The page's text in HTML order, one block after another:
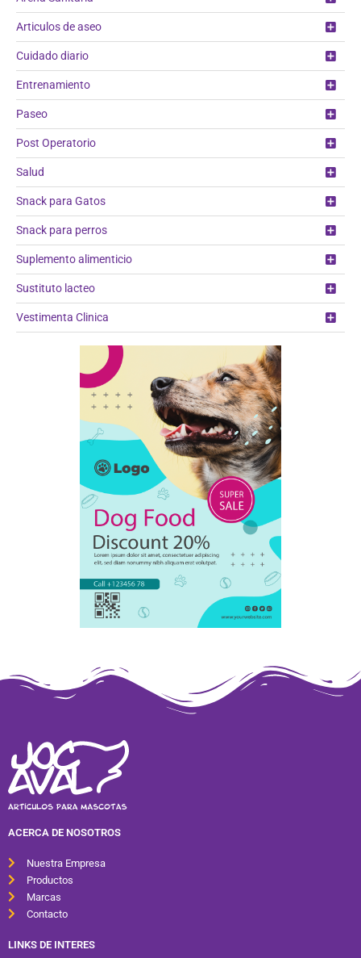
Articulos de aseo
Cuidado diario
Entrenamiento
Paseo
Post Operatorio
Salud
Snack para Gatos
Snack para perros
Suplemento alimenticio
Sustituto lacteo
Vestimenta Clinica
ACERCA DE NOSOTROS
Nuestra Empresa
Productos
Marcas
Contacto
LINKS DE INTERES